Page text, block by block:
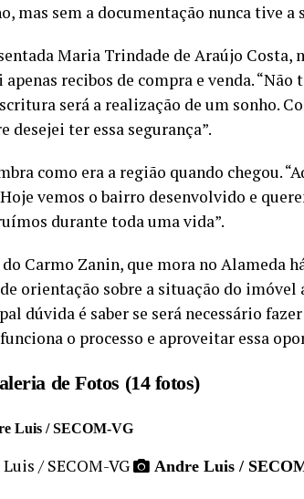
mas sem a documentação nunca tive
Maria Trindade de Araújo Costa,
apenas recibos de compra e venda.
será a realização de um sonho.
desejei ter essa segurança”.
como era a região quando chegou.
vemos o bairro desenvolvido e
durante toda uma vida”.
Carmo Zanin, que mora no Alameda
orientação sobre a situação do
dúvida é saber se será necessário
o processo e aproveitar essa
de Fotos (14 fotos)
/ SECOM-VG Andre Luis /